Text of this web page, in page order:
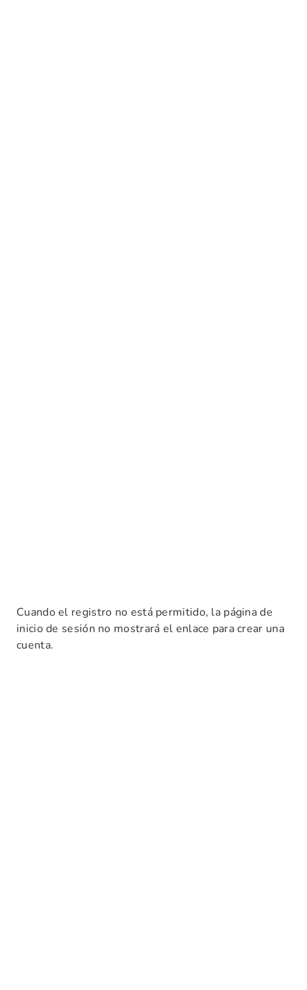
Cuando el registro no está permitido, la página de
inicio de sesión no mostrará el enlace para crear una
cuenta.